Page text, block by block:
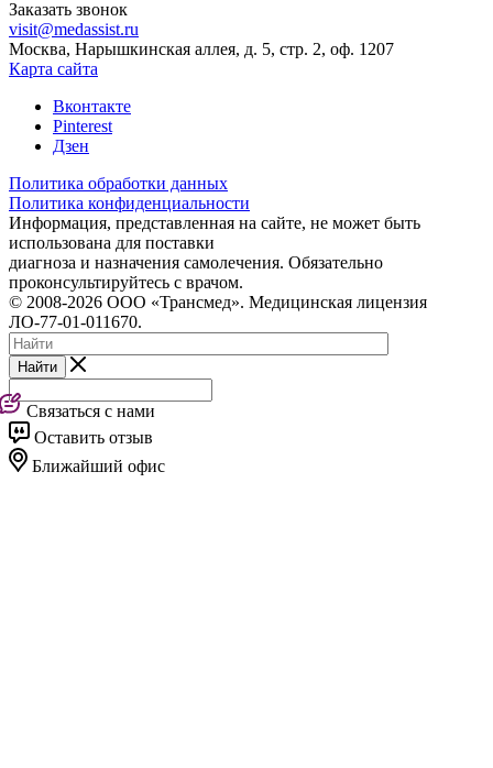
Заказать звонок
visit@medassist.ru
Москва, Нарышкинская аллея, д. 5, стр. 2, оф. 1207
Карта сайта
Вконтакте
Pinterest
Дзен
Политика обработки данных
Политика конфиденциальности
Информация, представленная на сайте, не может быть
использована для поставки
диагноза и назначения самолечения. Обязательно
проконсультируйтесь с врачом.
© 2008-2026 ООО «Трансмед». Медицинская лицензия
ЛО-77-01-011670.
Найти
Связаться с нами
Оставить отзыв
Ближайший офис